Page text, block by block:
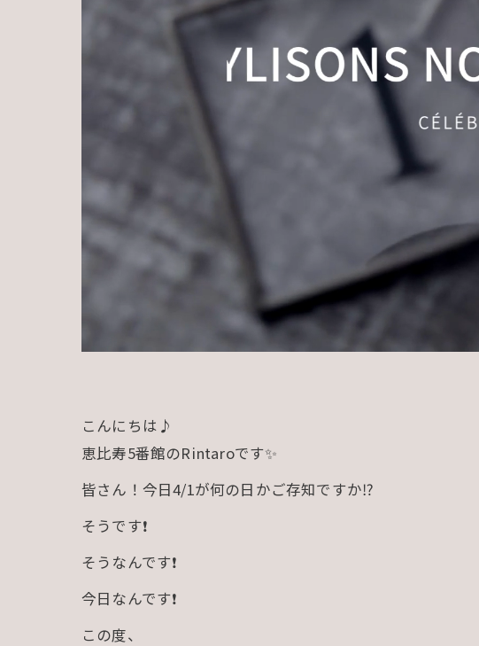
こんにちは♪
恵比寿5番館のRintaroです✨
皆さん！今日4/1が何の日かご存知ですか⁉
そうです❗️
そうなんです❗️
今日なんです❗️
この度、